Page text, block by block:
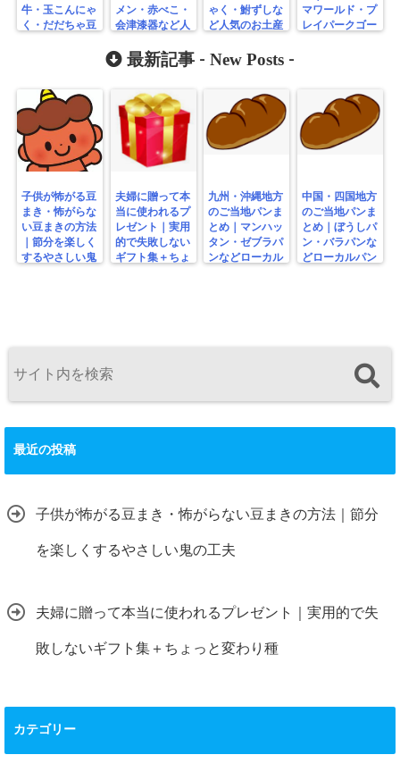
牛・玉こんにゃ
く・だだちゃ豆
メン・赤べこ・
会津漆器など人
め
ゃく・鮒ずしな
ど人気のお土産
マワールド・プ
レイパークゴー
最新記事 - New Posts -
子供が怖がる豆
まき・怖がらな
い豆まきの方法
｜節分を楽しく
するやさしい鬼
夫婦に贈って本
当に使われるプ
レゼント｜実用
的で失敗しない
ギフト集＋ちょ
九州・沖縄地方
のご当地パンま
とめ｜マンハッ
タン・ゼブラパ
ンなどローカル
中国・四国地方
のご当地パンま
とめ｜ぼうしパ
ン・バラパンな
どローカルパン
最近の投稿
子供が怖がる豆まき・怖がらない豆まきの方法｜節分
を楽しくするやさしい鬼の工夫
夫婦に贈って本当に使われるプレゼント｜実用的で失
敗しないギフト集＋ちょっと変わり種
カテゴリー